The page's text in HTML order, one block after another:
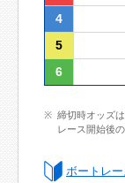
4
5
6
締切時オッズ
レース開始後
ボートレ